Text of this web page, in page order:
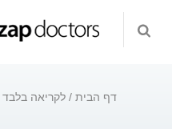
דף הבית לקריאה בלבד